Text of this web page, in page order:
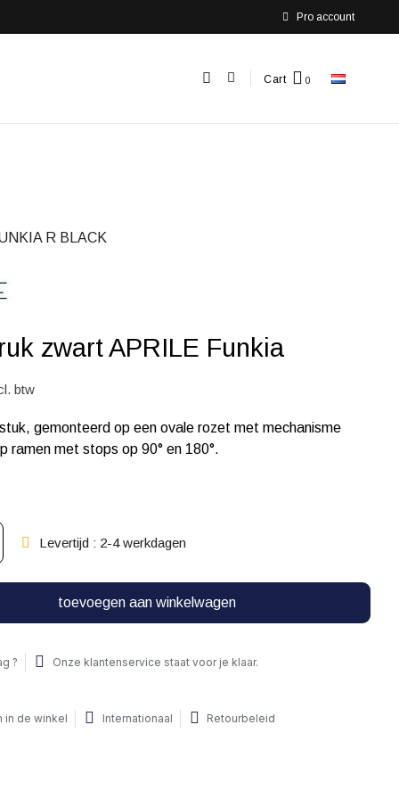
Pro account
Cart
R BLACK
zwart APRILE Funkia
btw
gemonteerd op een ovale rozet met mechanisme
ramen met stops op 90° en 180°.
Levertijd : 2-4 werkdagen
toevoegen aan winkelwagen
? Onze klantenservice staat voor je klaar.
in de winkel Internationaal Retourbeleid